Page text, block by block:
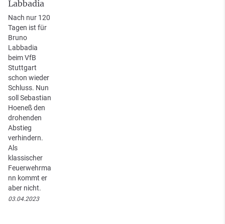
Labbadia
Nach nur 120
Tagen ist für
Bruno
Labbadia
beim VfB
Stuttgart
schon wieder
Schluss. Nun
soll Sebastian
Hoeneß den
drohenden
Abstieg
verhindern.
Als
klassischer
Feuerwehrma
nn kommt er
aber nicht.
03.04.2023